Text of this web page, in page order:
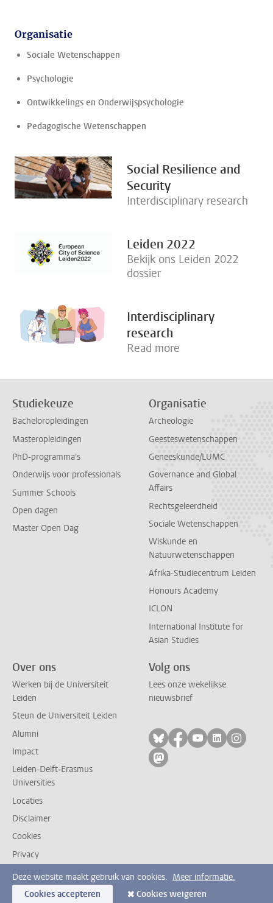
Organisatie
Sociale Wetenschappen
Psychologie
Ontwikkelings en Onderwijspsychologie
Pedagogische Wetenschappen
Social Resilience and
Security
Interdisciplinary research
Leiden 2022
Bekijk ons Leiden 2022
dossier
Interdisciplinary
research
Read more
Studiekeuze
Bacheloropleidingen
Masteropleidingen
PhD-programma's
Onderwijs voor professionals
Summer Schools
Open dagen
Master Open Dag
Organisatie
Archeologie
Geesteswetenschappen
Geneeskunde/LUMC
Governance and Global
Affairs
Rechtsgeleerdheid
Sociale Wetenschappen
Wiskunde en
Natuurwetenschappen
Afrika-Studiecentrum Leiden
Honours Academy
ICLON
International Institute for
Asian Studies
Over ons
Werken bij de Universiteit
Leiden
Steun de Universiteit Leiden
Alumni
Impact
Leiden-Delft-Erasmus
Universities
Locaties
Disclaimer
Cookies
Privacy
Contact
Volg ons
Lees onze wekelijkse
nieuwsbrief
Volg ons op bluesky
Volg ons op
Volg ons op
Volg ons
Volg
Volg ons op mastodon
Deze website maakt gebruik van cookies. Meer informatie.
Cookies accepteren
Cookies weigeren